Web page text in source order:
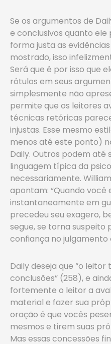
Se os argumentos de
e conclusivos ­quanto
forma justa as
mostrado, isso
Será que é por isso que
rótulos em seus
simplesmente não
permite que os leitores
técnicas retóricas
injustas. Esse mesmo
menos até este ponto)
Daily. Outros podem até
linguagem típica da
necessariamente.
apontam: “Quando você
instantaneamente em
precedeu seu exagero,
segue, se torna suspeito
confiança no julgamento
Daily deseja que “o
conclusões” (258), e
fortemente o leitor a
material e fazer sua
oração é que vocês
mesmos e tirem suas
Mas essas concessões